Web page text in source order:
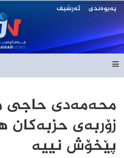
پەیوەندی ئەرشیف
محەمەدی حاجی
زۆربەی حزبەکان
پێخۆش نییە